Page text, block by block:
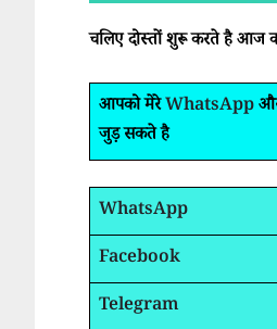
चलिए दोस्तों शुरू करते है
आपको मेरेWhatsApp
जुड़ सकते है
WhatsApp
Facebook
Telegram